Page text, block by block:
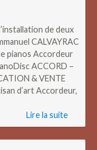
de deux
CALVAYRAC
pianos Accordeur
ACCORD –
& VENTE
d’art Accordeur,
Lire la suite